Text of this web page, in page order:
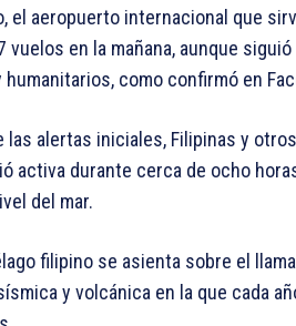
el aeropuerto internacional que
vuelos en la mañana, aunque
como confirmó en
las alertas iniciales, Filipinas y
activa durante cerca de ocho
del mar.
filipino se asienta sobre el
y volcánica en la que cada